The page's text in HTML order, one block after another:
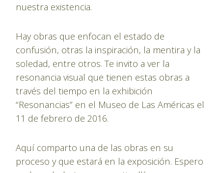
nuestra existencia.
Hay obras que enfocan el estado de
confusión, otras la inspiración, la mentira y la
soledad, entre otros. Te invito a ver la
resonancia visual que tienen estas obras a
través del tiempo en la exhibición
“Resonancias” en el Museo de Las Américas el
11 de febrero de 2016.
Aquí comparto una de las obras en su
proceso y que estará en la exposición. Espero